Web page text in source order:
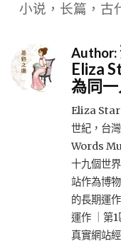
小说，长篇，古
Author:
Eliza
為同
Eliza
世紀，台
Words
十九個世
站作為博
的長期運
運作 ｜第
真實網站